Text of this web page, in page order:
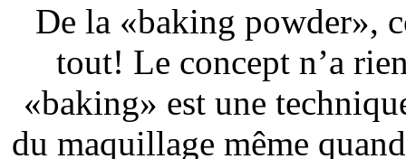
De la «baking powder»,
tout! Le concept n’a
«baking» est une
du maquillage même